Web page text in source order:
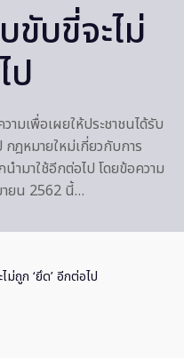
ขับขี่จะไม่
ป
ามเพื่อเผยให้ประชาชนได้รับ
ฎหมายใหม่เกี่ยวกับการ
นำมาใช้อีกต่อไป โดยข้อความ
ายน 2562 นี้…
ม่ถูก ‘ยึด’ อีกต่อไป